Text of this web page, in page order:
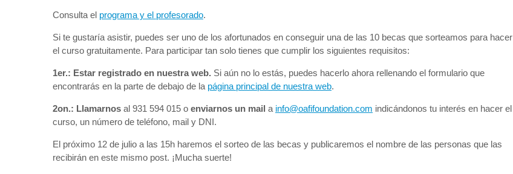
Consulta el programa y el profesorado.
Si te gustaría asistir, puedes ser uno de los afortunados en conseguir una de las 10 becas que sorteamos para hacer
el curso gratuitamente. Para participar tan solo tienes que cumplir los siguientes requisitos:
1er.: Estar registrado en nuestra web. Si aún no lo estás, puedes hacerlo ahora rellenando el formulario que
encontrarás en la parte de debajo de la página principal de nuestra web.
2on.: Llamarnos al 931 594 015 o enviarnos un mail a info@oafifoundation.com indicándonos tu interés en hacer el
curso, un número de teléfono, mail y DNI.
El próximo 12 de julio a las 15h haremos el sorteo de las becas y publicaremos el nombre de las personas que las
recibirán en este mismo post. ¡Mucha suerte!